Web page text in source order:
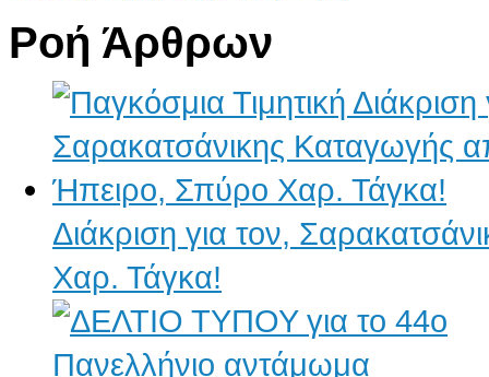
Ροή Άρθρων
Διάκριση για τον,
Χαρ. Τάγκα!